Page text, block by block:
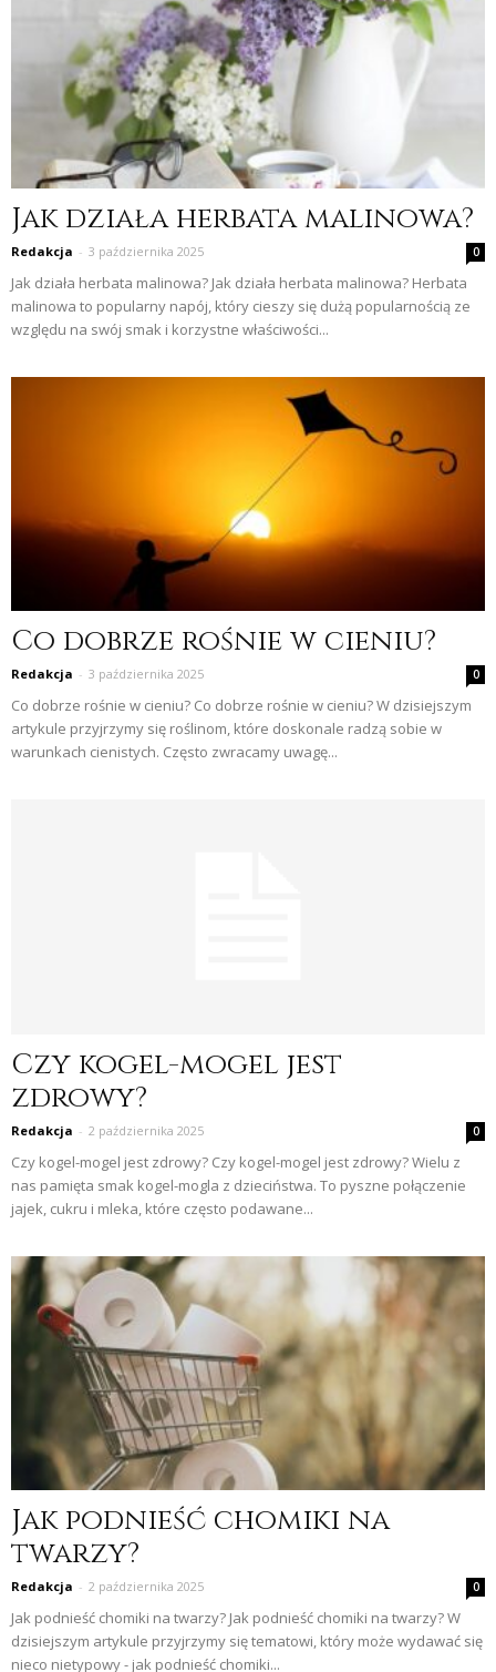
Jak działa herbata malinowa?
Redakcja - 3 października 2025 0
Jak działa herbata malinowa? Jak działa herbata malinowa? Herbata
malinowa to popularny napój, który cieszy się dużą popularnością ze
względu na swój smak i korzystne właściwości...
Co dobrze rośnie w cieniu?
Redakcja - 3 października 2025 0
Co dobrze rośnie w cieniu? Co dobrze rośnie w cieniu? W dzisiejszym
artykule przyjrzymy się roślinom, które doskonale radzą sobie w
warunkach cienistych. Często zwracamy uwagę...
Czy kogel-mogel jest
zdrowy?
Redakcja - 2 października 2025 0
Czy kogel-mogel jest zdrowy? Czy kogel-mogel jest zdrowy? Wielu z
nas pamięta smak kogel-mogla z dzieciństwa. To pyszne połączenie
jajek, cukru i mleka, które często podawane...
Jak podnieść chomiki na
twarzy?
Redakcja - 2 października 2025 0
Jak podnieść chomiki na twarzy? Jak podnieść chomiki na twarzy? W
dzisiejszym artykule przyjrzymy się tematowi, który może wydawać się
nieco nietypowy - jak podnieść chomiki...